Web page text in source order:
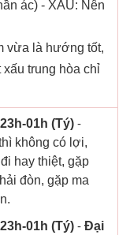
ác) - XẤU: Nên
vừa là hướng tốt,
trung hòa chỉ
01h (Tý) -
không có lợi,
hay thiệt, gặp
đòn, gặp ma
01h (Tý) - Đại